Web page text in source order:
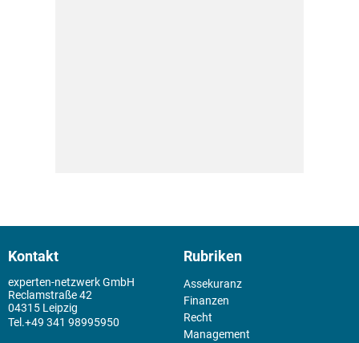
Kontakt
experten-netzwerk GmbH
Reclamstraße 42
04315 Leipzig
+49 341 98995950
Rubriken
Assekuranz
Finanzen
Recht
Management